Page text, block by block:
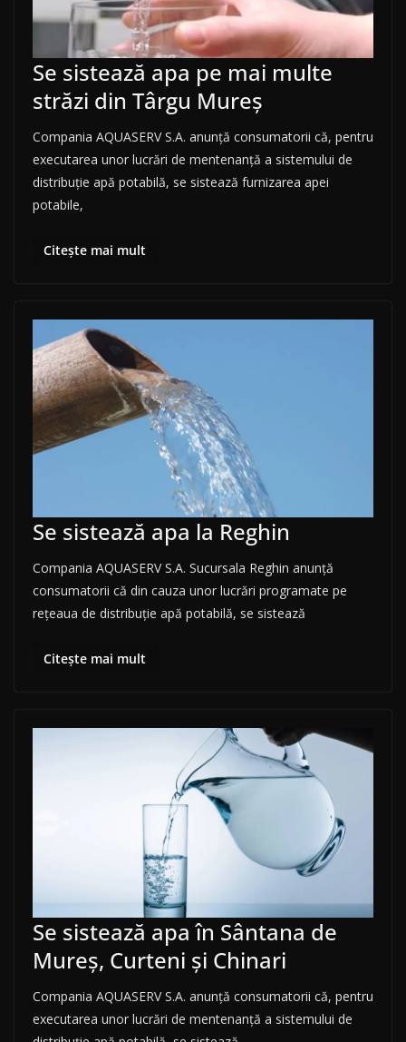
Se sistează apa pe mai multe
străzi din Târgu Mureș
Compania AQUASERV S.A. anunţă consumatorii că, pentru
executarea unor lucrări de mentenanță a sistemului de
distribuţie apă potabilă, se sistează furnizarea apei
potabile,
Citește mai mult
Se sistează apa la Reghin
Compania AQUASERV S.A. Sucursala Reghin anunţă
consumatorii că din cauza unor lucrări programate pe
rețeaua de distribuție apă potabilă, se sistează
Citește mai mult
Se sistează apa în Sântana de
Mureș, Curteni și Chinari
Compania AQUASERV S.A. anunţă consumatorii că, pentru
executarea unor lucrări de mentenanță a sistemului de